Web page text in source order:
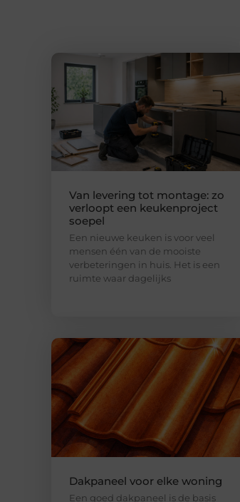
Van levering tot montage: zo
verloopt een keukenproject
soepel
Een nieuwe keuken is voor veel
mensen één van de mooiste
verbeteringen in huis. Het is een
ruimte waar dagelijks
Dakpaneel voor elke woning
Een goed dakpaneel is de basis